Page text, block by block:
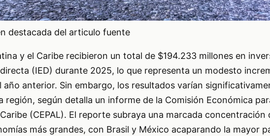
destacada del articulo fuente
y el Caribe recibieron un total de $194.233 millones en
(IED) durante 2025, lo que representa un modesto
año anterior. Sin embargo, los resultados varían
región, según detalla un informe de la Comisión Económica
(CEPAL). El reporte subraya una marcada concentración
más grandes, con Brasil y México acaparando la mayor